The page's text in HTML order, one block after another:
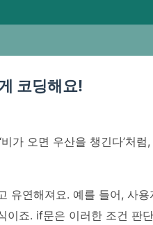
코딩해요!
가 오면 우산을 챙긴다’처
유연해져요. 예를 들어, 사
이죠. if문은 이러한 조건 판